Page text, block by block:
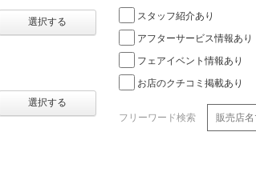
選択する
選択する
スタッフ紹介あり
アフターサービス情報あり
フェアイベント情報あり
お店のクチコミ掲載あり
フリーワード検索